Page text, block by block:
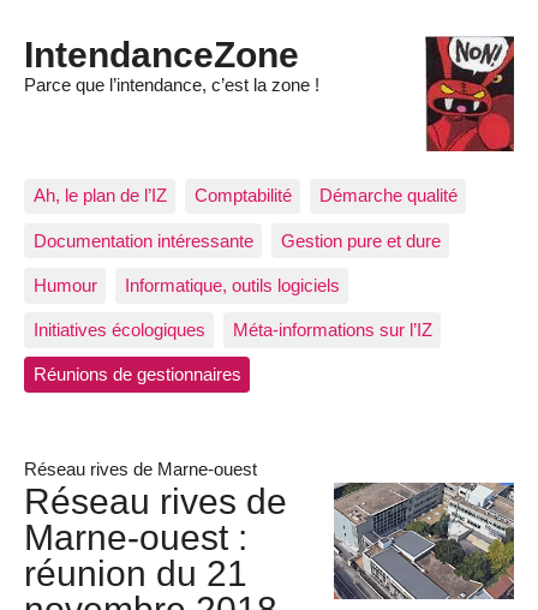
IntendanceZone
Parce que l’intendance, c’est la zone !
Ah, le plan de l’IZ Comptabilité Démarche qualité
Documentation intéressante Gestion pure et dure
Humour Informatique, outils logiciels
Initiatives écologiques Méta-informations sur l’IZ
Réunions de gestionnaires
Réseau rives de Marne-ouest
Réseau rives de
Marne-ouest :
réunion du 21